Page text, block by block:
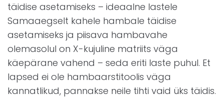
täidise asetamiseks – ideaalne lastele
Samaaegselt kahele hambale täidise
asetamiseks ja piisava hambavahe
olemasolul on X-kujuline matriits väga
käepärane vahend – seda eriti laste puhul. Et
lapsed ei ole hambaarstitoolis väga
kannatlikud, pannakse neile tihti vaid üks täidis.